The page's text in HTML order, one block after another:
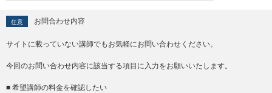
任意 お問合わせ内容
サイトに載っていない講師でもお気軽にお問い合わせください。
今回のお問い合わせ内容に該当する項目に入力をお願いいたします。
■ 希望講師の料金を確認したい